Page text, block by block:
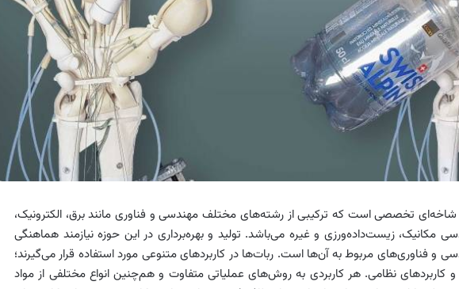
تخصصی است که ترکیبی از رشته‌های مختلف مهندسی و فناوری مانند برق، الکترونیک،
مکانیک، زیست‌داده‌ورزی و غیره می‌باشد. تولید و بهره‌برداری در این حوزه نیازمند هماهنگی
و فناوری‌های مربوط به آن‌ها است. ربات‌ها در کاربردهای متنوعی مورد استفاده قرار می‌گیرند؛
و کاربردهای نظامی. هر کاربردی به روش‌های عملیاتی متفاوت و هم‌چنین انواع مختلفی از مواد